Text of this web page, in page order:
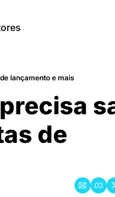
lançamento e mais
de